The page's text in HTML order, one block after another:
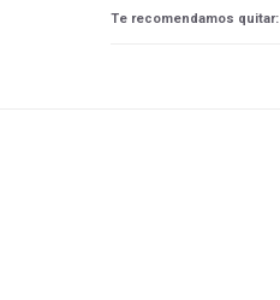
Te recomendamos quitar: